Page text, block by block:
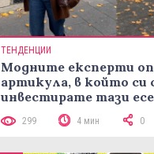
ТЕНДЕНЦИИ
Модните експерти
артикула, в който си
инвестирате тази
299 4 мин 0